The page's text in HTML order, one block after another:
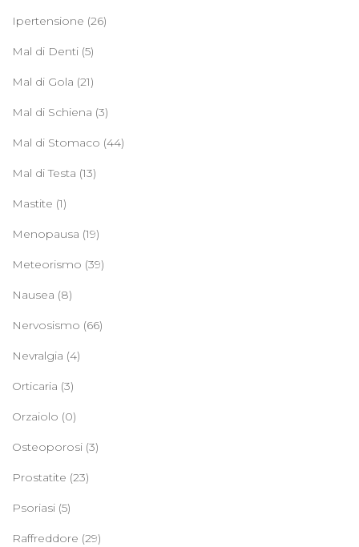
Ipertensione (26)
Mal di Denti (5)
Mal di Gola (21)
Mal di Schiena (3)
Mal di Stomaco (44)
Mal di Testa (13)
Mastite (1)
Menopausa (19)
Meteorismo (39)
Nausea (8)
Nervosismo (66)
Nevralgia (4)
Orticaria (3)
Orzaiolo (0)
Osteoporosi (3)
Prostatite (23)
Psoriasi (5)
Raffreddore (29)